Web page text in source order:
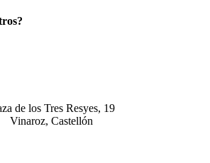
de los Tres Resyes, 19
Vinaroz, Castellón